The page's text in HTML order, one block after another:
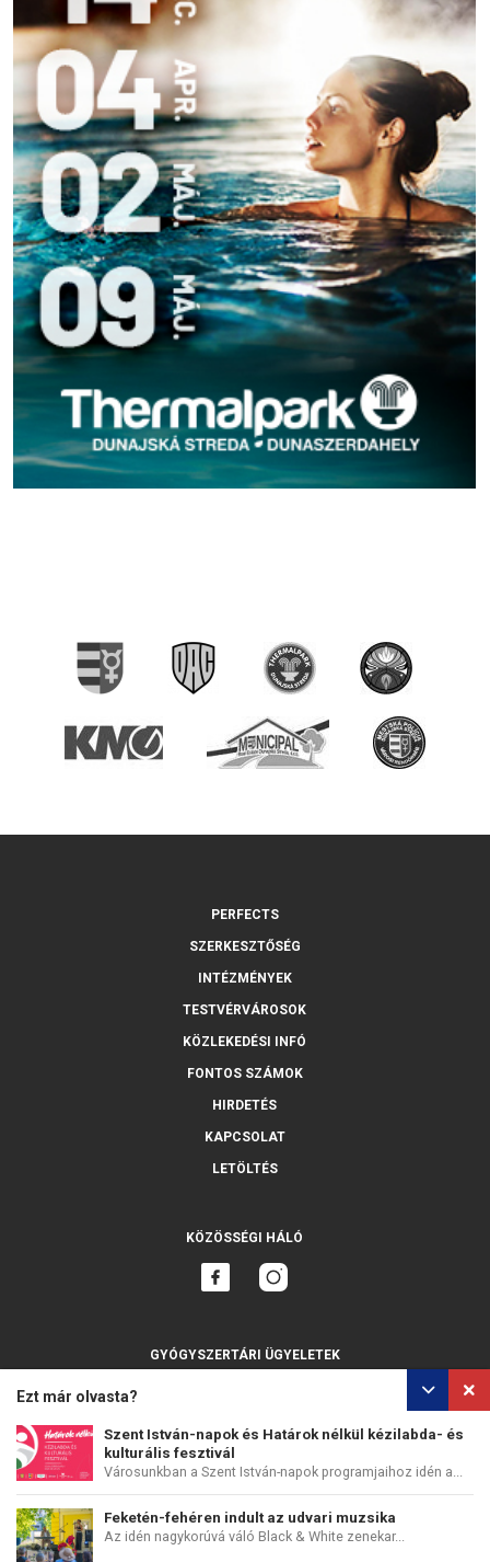
Ezt már olvasta?
Szent István-napok és Határok nélkül kézilabda- és
kulturális fesztivál
Városunkban a Szent István-napok programjaihoz idén a...
Feketén-fehéren indult az udvari muzsika
Az idén nagykorúvá váló Black & White zenekar...
PERFECTS
SZERKESZTŐSÉG
INTÉZMÉNYEK
TESTVÉRVÁROSOK
KÖZLEKEDÉSI INFÓ
FONTOS SZÁMOK
HIRDETÉS
KAPCSOLAT
LETÖLTÉS
KÖZÖSSÉGI HÁLÓ
GYÓGYSZERTÁRI ÜGYELETEK
SZEMÉLYES ADATOK VÉDELME SÜTIK HASZNÁLATA
COPYRIGHT © PERFECTS, A.S. WEB DESIGN:EPIX MEDIA